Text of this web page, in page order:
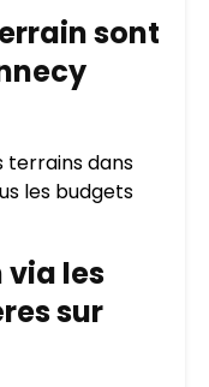
sont
terrains dans
les budgets
via les
sur